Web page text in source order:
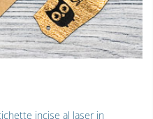
incise al laser in